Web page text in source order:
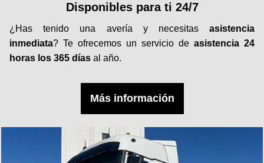
Disponibles para ti 24/7
¿Has tenido una avería y necesitas asistencia
inmediata? Te ofrecemos un servicio de asistencia 24
horas los 365 días al año.
Más información